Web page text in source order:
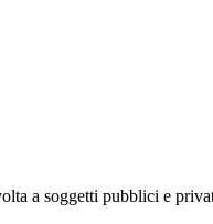
a soggetti pubblici e